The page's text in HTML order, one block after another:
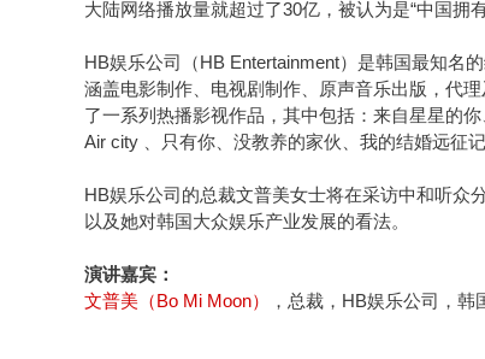
大陆网络播放量就超过了30亿，被认为是“中国拥
HB娱乐公司（HB Entertainment）是韩国最知名
涵盖电影制作、电视剧制作、原声音乐出版，代
了一系列热播影视作品，其中包括：来自星星的
Air city 、只有你、没教养的家伙、我的结婚远征
HB娱乐公司的总裁文普美女士将在采访中和听众
以及她对韩国大众娱乐产业发展的看法。
演讲嘉宾：
文普美（Bo Mi Moon）
，总裁，HB娱乐公司，韩